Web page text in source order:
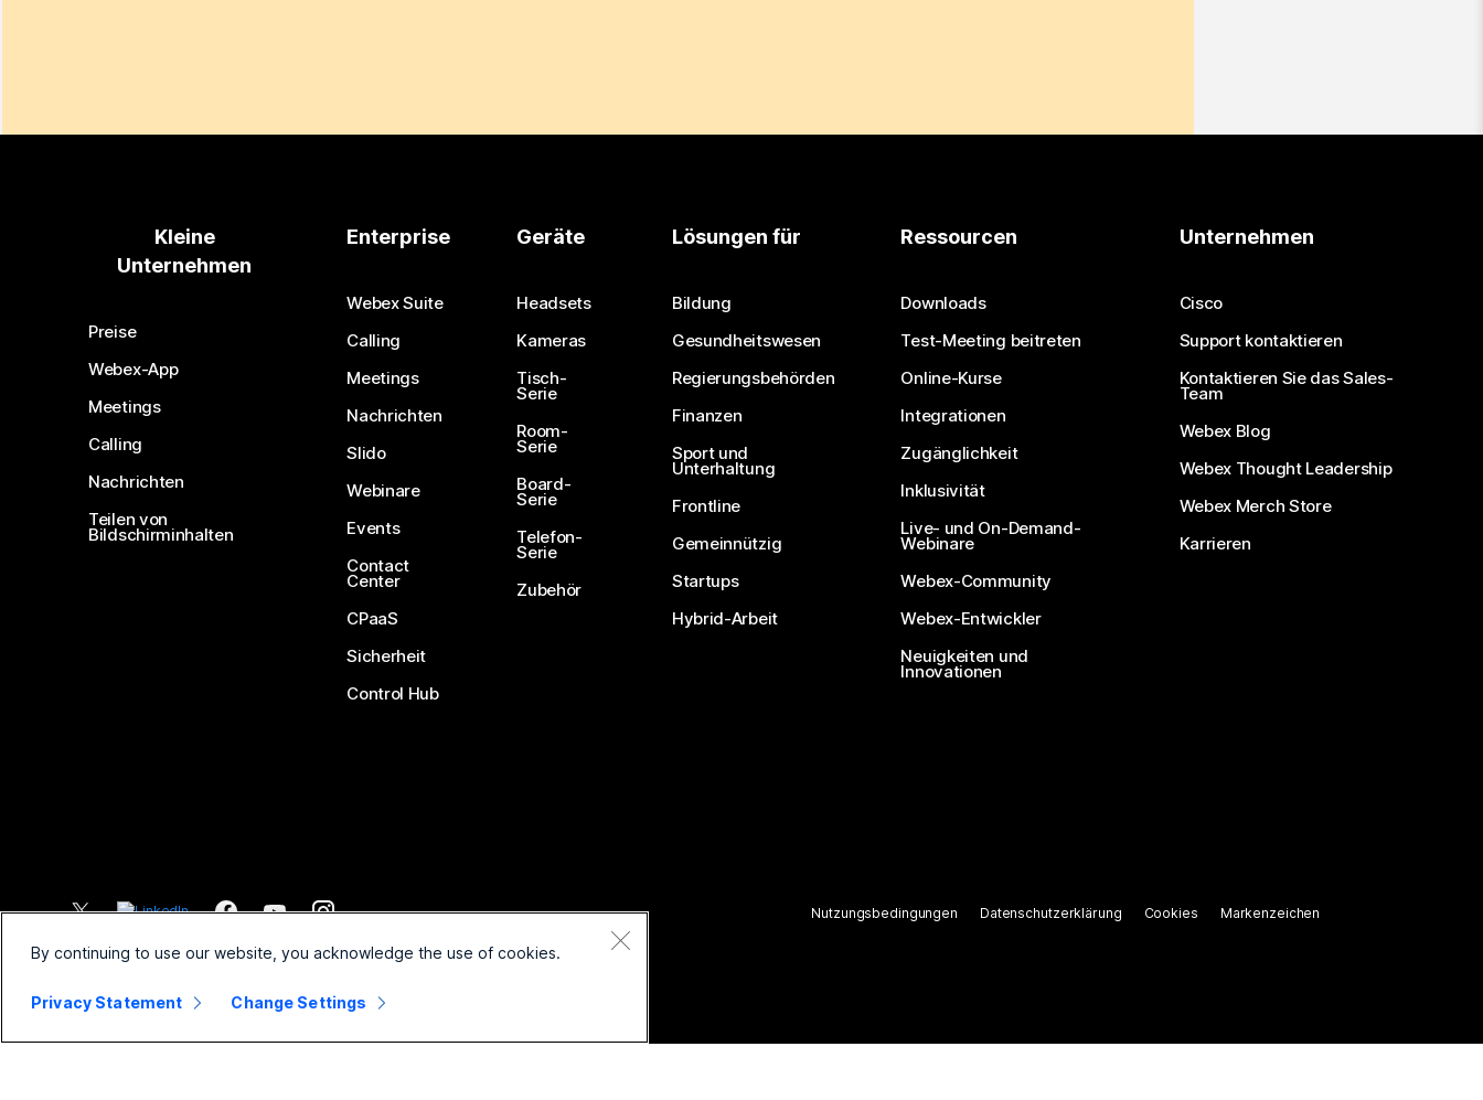
Kleine
Unternehmen
Preise
Webex-App
Meetings
Calling
Nachrichten
Teilen von
Bildschirminhalten
Enterprise
Webex Suite
Calling
Meetings
Nachrichten
Slido
Webinare
Events
Contact
Center
CPaaS
Sicherheit
Control Hub
Geräte
Headsets
Kameras
Tisch-
Serie
Room-
Serie
Board-
Serie
Telefon-
Serie
Zubehör
Lösungen für
Bildung
Gesundheitswesen
Regierungsbehörden
Finanzen
Sport und
Unterhaltung
Frontline
Gemeinnützig
Startups
Hybrid-Arbeit
Ressourcen
Downloads
Test-Meeting beitreten
Online-Kurse
Integrationen
Zugänglichkeit
Inklusivität
Live- und On-Demand-
Webinare
Webex-Community
Webex-Entwickler
Neuigkeiten und
Innovationen
Unternehmen
Cisco
Support kontaktieren
Kontaktieren Sie das Sales-
Team
Webex Blog
Webex Thought Leadership
Webex Merch Store
Karrieren
2026 Cisco und/oder Partnerunternehmen. Alle Rechte vorbehalten.
Nutzungsbedingungen Datenschutzerklärung Cookies Markenzeichen
By continuing to use our website, you acknowledge the use of cookies.
Privacy Statement Change Settings